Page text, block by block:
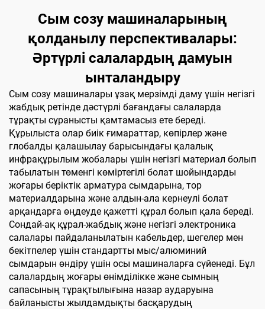
Сым созу машиналарының
қолданылу перспективалары:
Әртүрлі салалардың дамуын
ынталандыру
Сым созу машиналары ұзақ мерзімді даму үшін негізгі
жабдық ретінде дәстүрлі бағандағы салаларда
тұрақты сұранысты қамтамасыз ете береді.
Құрылыста олар биік ғимараттар, көпірлер және
глобалды қалашылау барысындағы қалалық
инфрақұрылым жобалары үшін негізгі материал болып
табылатын төменгі көміртегілі болат шойындарды
жоғары беріктік арматура сымдарына, тор
материалдарына және алдын-ала кернеулі болат
арқандарға өңдеуде қажетті құрал болып қала береді.
Сондай-ақ құрал-жабдық және негізгі электроника
салалары пайдаланылатын кабельдер, шегелер мен
бекітпелер үшін стандартты мыс/алюминий
сымдарын өндіру үшін осы машиналарға сүйенеді. Бұл
салалардың жоғары өнімділікке және сымның
сапасының тұрақтылығына назар аударуына
байланысты жылдамдықты басқарудың